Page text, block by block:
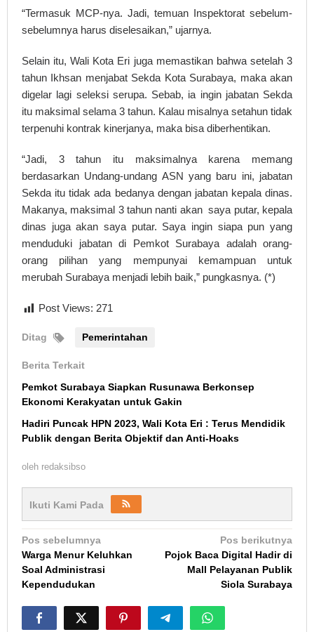
“Termasuk MCP-nya. Jadi, temuan Inspektorat sebelum-
sebelumnya harus diselesaikan,” ujarnya.
Selain itu, Wali Kota Eri juga memastikan bahwa setelah 3
tahun Ikhsan menjabat Sekda Kota Surabaya, maka akan
digelar lagi seleksi serupa. Sebab, ia ingin jabatan Sekda
itu maksimal selama 3 tahun. Kalau misalnya setahun tidak
terpenuhi kontrak kinerjanya, maka bisa diberhentikan.
“Jadi, 3 tahun itu maksimalnya karena memang
berdasarkan Undang-undang ASN yang baru ini, jabatan
Sekda itu tidak ada bedanya dengan jabatan kepala dinas.
Makanya, maksimal 3 tahun nanti akan saya putar, kepala
dinas juga akan saya putar. Saya ingin siapa pun yang
menduduki jabatan di Pemkot Surabaya adalah orang-
orang pilihan yang mempunyai kemampuan untuk
merubah Surabaya menjadi lebih baik,” pungkasnya. (*)
Post Views: 271
Ditag Pemerintahan
Berita Terkait
Pemkot Surabaya Siapkan Rusunawa Berkonsep
Ekonomi Kerakyatan untuk Gakin
Hadiri Puncak HPN 2023, Wali Kota Eri : Terus Mendidik
Publik dengan Berita Objektif dan Anti-Hoaks
oleh redaksibso
Ikuti Kami Pada
Navigasi
pos
Pos sebelumnya
Warga Menur Keluhkan
Soal Administrasi
Kependudukan
Pos berikutnya
Pojok Baca Digital Hadir di
Mall Pelayanan Publik
Siola Surabaya